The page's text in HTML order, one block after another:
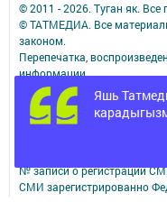
Яшь
© 2011 - 2026. Туган як.
© ТАТМЕДИА. Все
законом.
Перепечатка,
информации,
размещенной на сайте,
редакций СМИ.
При поддержке
№ записи о регистрации
СМИ зарегистрированно